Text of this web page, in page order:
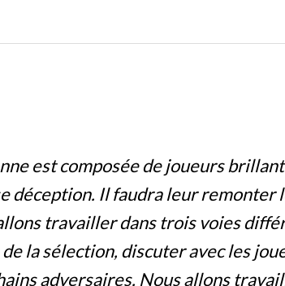
est composée de joueurs
déception. Il faudra leur remonter
travailler dans trois voies
la sélection, discuter avec les
adversaires. Nous allons